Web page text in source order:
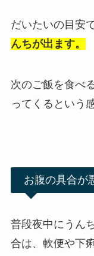
だいたいの目安
んちが出ます。
次のご飯を食べ
ってくるという
お腹の具合が
普段夜中にうん
合は、軟便や下